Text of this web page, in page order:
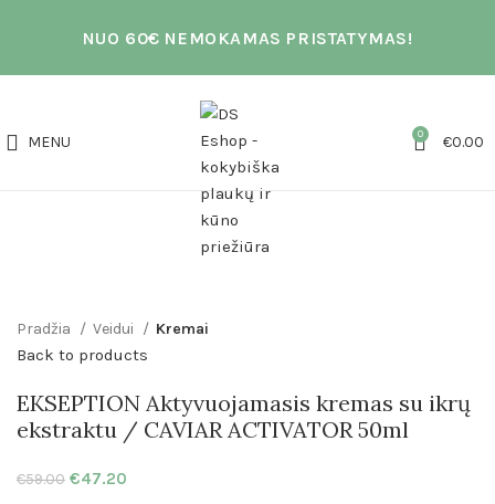
NUO 60€ NEMOKAMAS PRISTATYMAS!
MENU 0 €0.00
Pradžia Veidui Kremai
Back to products
EKSEPTION Aktyvuojamasis kremas su ikrų
ekstraktu / CAVIAR ACTIVATOR 50ml
€59.00 €47.20